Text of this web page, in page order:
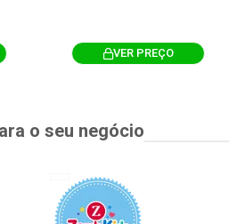
VER PREÇO
o seu negócio